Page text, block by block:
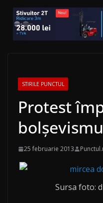
STIRILE PUNCTUL
Protest
25 februarie 2013
Sursa foto: